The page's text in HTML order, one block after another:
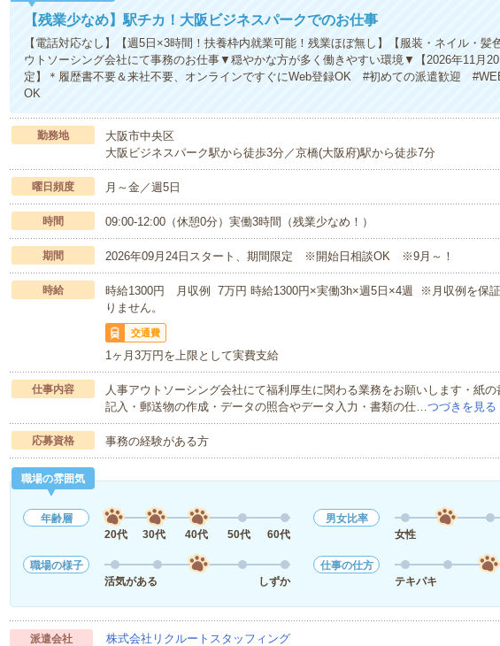
【残業少なめ】駅チカ！大阪ビジネスパークでのお仕事
【電話対応なし】【週5日×3時間！扶養枠内就業可能！残業ほぼ無し】【服装・ネイル・
ウトソーシング会社にて事務のお仕事▼穏やかな方が多く働きやすい環境▼【2026年11月
定】＊履歴書不要＆来社不要、オンラインですぐにWeb登録OK #初めての派遣歓迎
OK
勤務地
大阪市中央区
大阪ビジネスパーク駅から徒歩3分／京橋(大阪府)駅から徒歩7分
曜日頻度 月～金／週5日
時間 09:00-12:00（休憩0分）実働3時間（残業少なめ！）
期間 2026年09月24日スタート、期間限定 ※開始日相談OK ※9月～！
時給
時給1300円 月収例 7万円 時給1300円×実働3h×週5日×4週 ※月収例を保
りません。
交通費
1ヶ月3万円を上限として実費支給
仕事内容
人事アウトソーシング会社にて福利厚生に関わる業務をお願いします・紙
記入・郵送物の作成・データの照合やデータ入力・書類の仕…つづきを見る
応募資格 事務の経験がある方
職場の雰囲気
年齢層
20代
30代 40代 50代 60代
男女比率
女性
職場の様子
活気がある
しずか
仕事の仕方
テキパキ
派遣会社 株式会社リクルートスタッフィング